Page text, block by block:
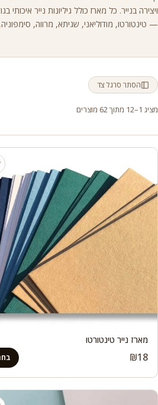
— טינטורטו, מודוליאני, שגיתא, מרווה,
הסתר סרגל צד
מציג 1–12 מתוך 62 מוצרים
מארז נייר טינטורטו
₪18